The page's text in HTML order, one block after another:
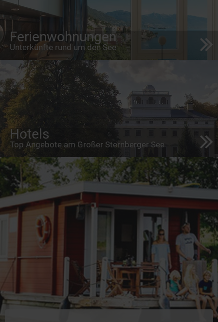
Ferienwohnungen
Unterkünfte rund um den See
Hotels
Top Angebote am Großer Sternberger See